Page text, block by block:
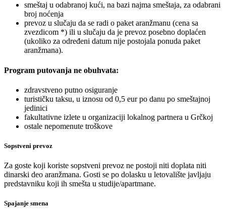
smeštaj u odabranoj kući, na bazi najma smeštaja, za odabrani
broj noćenja
prevoz u slučaju da se radi o paket aranžmanu (cena sa
zvezdicom *) ili u slučaju da je prevoz posebno doplaćen
(ukoliko za određeni datum nije postojala ponuda paket
aranžmana).
Program putovanja ne obuhvata:
zdravstveno putno osiguranje
turističku taksu, u iznosu od 0,5 eur po danu po smeštajnoj
jedinici
fakultativne izlete u organizaciji lokalnog partnera u Grčkoj
ostale nepomenute troškove
Sopstveni prevoz
Za goste koji koriste sopstveni prevoz ne postoji niti doplata niti
dinarski deo aranžmana. Gosti se po dolasku u letovalište javljaju
predstavniku koji ih smešta u studije/apartmane.
Spajanje smena